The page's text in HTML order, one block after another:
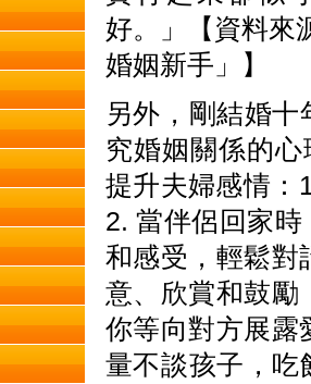
好。」【資料來
婚姻新手」】
另外，剛結婚
究婚姻關係的
提升夫婦感情：
2. 當伴侶回家
和感受，輕鬆對
意、欣賞和鼓勵
你等向對方展露
量不談孩子，